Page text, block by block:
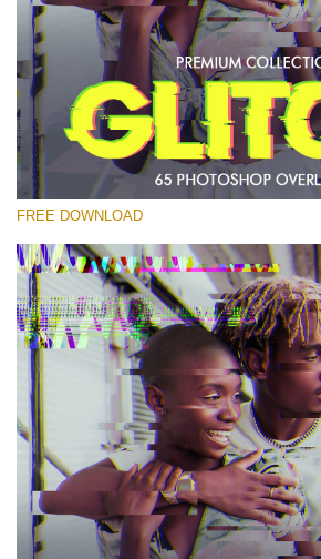
Por favor seleccione
Free PNG Overlay #17
Small 800*533px
Glitch Effect
(65 Overlays)
Fairy Tale (344 Overlays)
Large 6000*4000px
Entire Collection
(1783 Overlays)
Large 6000*4000px
Descarga gratis
FREE DOWNLOAD